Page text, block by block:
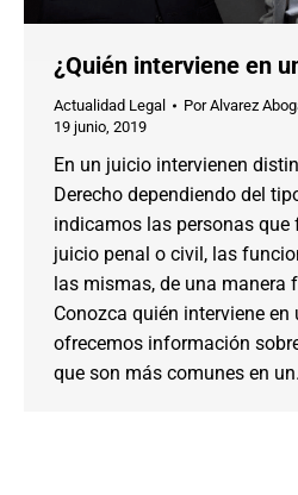
¿Quién interviene en
Actualidad Legal PorAlvarez
19 junio, 2019
En un juicio intervienen
Derecho dependiendo del
indicamos las personas que
juicio penal o civil, las
las mismas, de una manera
Conozca quién interviene en
ofrecemos información
que son más comunes en